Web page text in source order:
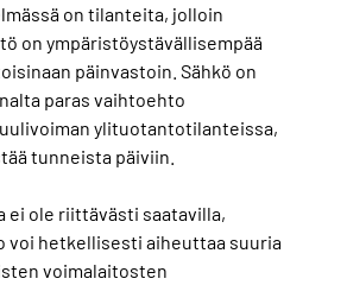
on tilanteita, jolloin
on ympäristöystävällisempää
päinvastoin. Sähkö on
paras vaihtoehto
ylituotantotilanteissa,
tunneista päiviin.
ei ole riittävästi saatavilla,
voi hetkellisesti aiheuttaa suuria
voimalaitosten